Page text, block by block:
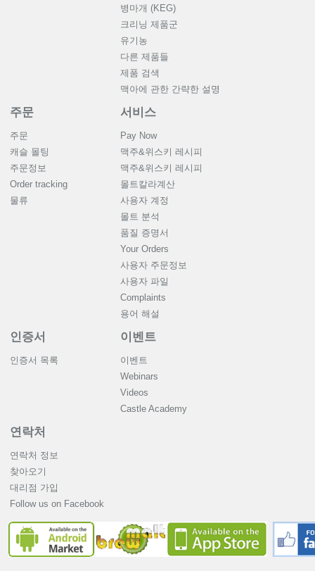
병마개 (KEG)
크리닝 제품군
유기농
다른 제품들
제품 검색
맥아에 관한 간략한 설명
주문
주문
캐슬 몰팅
주문정보
Order tracking
물류
서비스
Pay Now
맥주&위스키 레시피
맥주&위스키 레시피
몰트칼라계산
사용자 계정
몰트 분석
품질 증명서
Your Orders
사용자 주문정보
사용자 파일
Complaints
용어 해설
인증서
인증서 목록
이벤트
이벤트
Webinars
Videos
Castle Academy
연락처
연락처 정보
찾아오기
대리점 가입
Follow us on Facebook